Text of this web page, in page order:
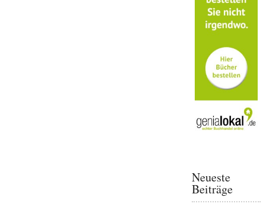
Neueste
Beiträge